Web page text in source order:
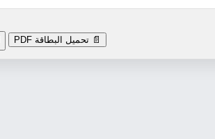
📄 تحميل البطاقة PDF